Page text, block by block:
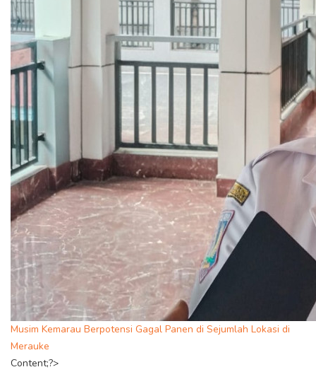
Musim Kemarau Berpotensi Gagal Panen di Sejumlah Lokasi di
Merauke
Content;?>